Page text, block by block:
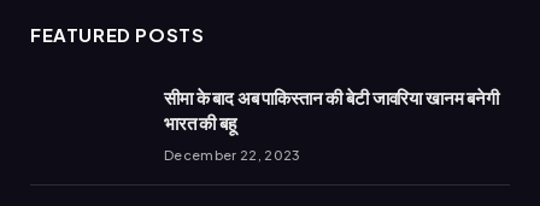
FEATURED POSTS
सीमा के बाद अब पाकिस्तान की बेटी जावरिया खानम बनेगी
भारत की बहू
December 22, 2023